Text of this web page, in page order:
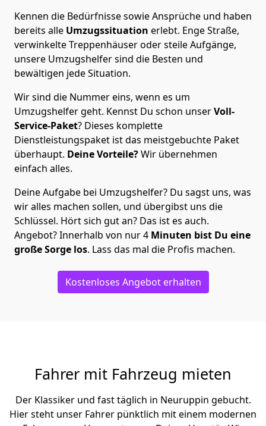
Kennen die Bedürfnisse sowie Ansprüche und haben
bereits alle Umzugssituation erlebt. Enge Straße,
verwinkelte Treppenhäuser oder steile Aufgänge,
unsere Umzugshelfer sind die Besten und
bewältigen jede Situation.
Wir sind die Nummer eins, wenn es um
Umzugshelfer geht. Kennst Du schon unserVoll-
Service-Paket? Dieses komplette
Dienstleistungspaket ist das meistgebuchte Paket
überhaupt. Deine Vorteile?Wir übernehmen
einfach alles.
Deine Aufgabe bei Umzugshelfer? Du sagst uns, was
wir alles machen sollen, und übergibst uns die
Schlüssel. Hört sich gut an? Das ist es auch.
Angebot? Innerhalb von nur 4 Minuten bist Du eine
große Sorge los. Lass das mal die Profis machen.
Kostenloses Angebot erhalten
Fahrer mit Fahrzeug mieten
Der Klassiker und fast täglich in Neuruppin gebucht.
Hier steht unser Fahrer pünktlich mit einem modernen